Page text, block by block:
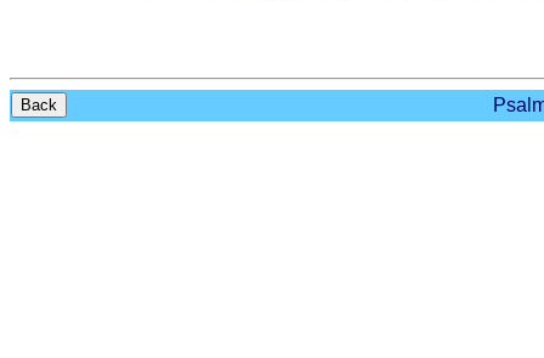
Back